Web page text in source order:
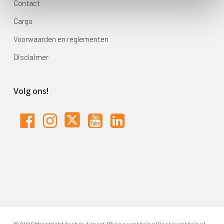
Contact
Cargo
Voorwaarden en reglementen
Disclaimer
Volg ons!